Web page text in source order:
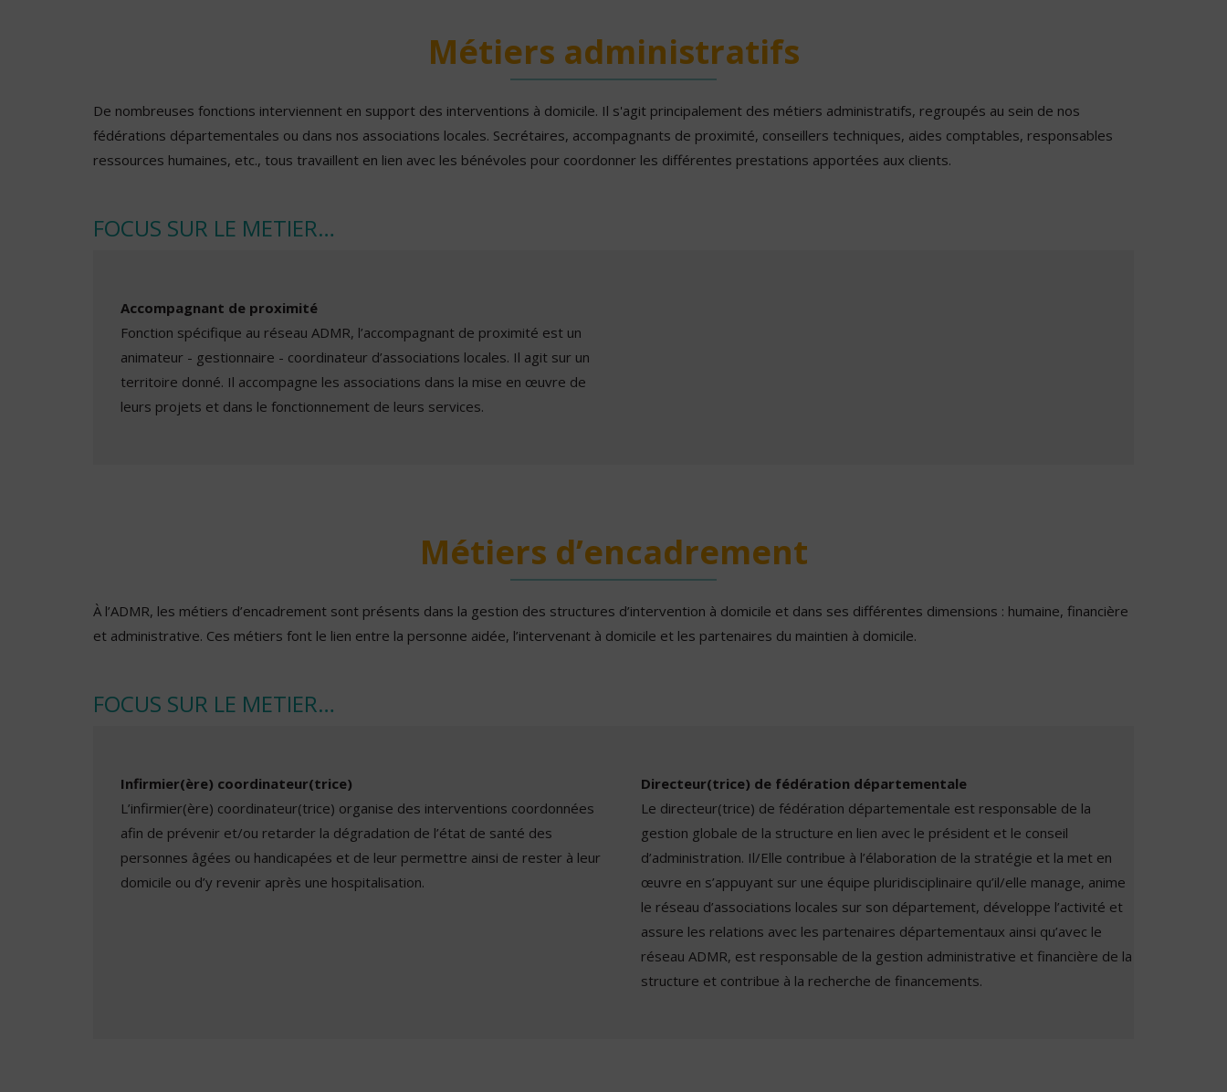
Métiers administratifs
De nombreuses fonctions interviennent en support des interventions à domicile. Il s'agit principalement des métiers administratifs, regroupés au sein de nos
fédérations départementales ou dans nos associations locales. Secrétaires, accompagnants de proximité, conseillers techniques, aides comptables, responsables
ressources humaines, etc., tous travaillent en lien avec les bénévoles pour coordonner les différentes prestations apportées aux clients.
FOCUS SUR LE METIER…
Accompagnant de proximité
Fonction spécifique au réseau ADMR, l’accompagnant de proximité est un
animateur - gestionnaire - coordinateur d’associations locales. Il agit sur un
territoire donné. Il accompagne les associations dans la mise en œuvre de
leurs projets et dans le fonctionnement de leurs services.
Métiers d’encadrement
À l’ADMR, les métiers d’encadrement sont présents dans la gestion des structures d’intervention à domicile et dans ses différentes dimensions : humaine, financière
et administrative. Ces métiers font le lien entre la personne aidée, l’intervenant à domicile et les partenaires du maintien à domicile.
FOCUS SUR LE METIER…
Infirmier(ère) coordinateur(trice)
L’infirmier(ère) coordinateur(trice) organise des interventions coordonnées
afin de prévenir et/ou retarder la dégradation de l’état de santé des
personnes âgées ou handicapées et de leur permettre ainsi de rester à leur
domicile ou d’y revenir après une hospitalisation.
Directeur(trice) de fédération départementale
Le directeur(trice) de fédération départementale est responsable de la
gestion globale de la structure en lien avec le président et le conseil
d’administration. Il/Elle contribue à l’élaboration de la stratégie et la met en
œuvre en s’appuyant sur une équipe pluridisciplinaire qu’il/elle manage, anime
le réseau d’associations locales sur son département, développe l’activité et
assure les relations avec les partenaires départementaux ainsi qu’avec le
réseau ADMR, est responsable de la gestion administrative et financière de la
structure et contribue à la recherche de financements.